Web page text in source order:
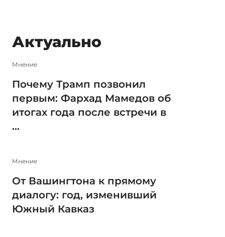
Актуально
Мнение
Почему Трамп позвонил
первым: Фархад Мамедов об
итогах года после встречи в
...
Мнение
От Вашингтона к прямому
диалогу: год, изменивший
Южный Кавказ